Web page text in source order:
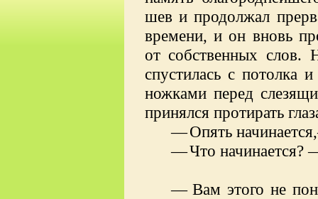
шев и продолжал
времени, и он вновь
от собственных слов.
спустилась с потолка
ножками перед
принялся протирать
—Опять
—Что начинается?
— Вам этого не